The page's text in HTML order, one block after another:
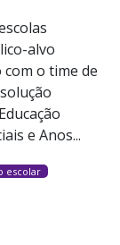
alvo
o time de
e Anos...
escolar